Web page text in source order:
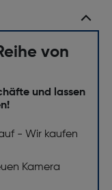
von
und lassen
- Wir kaufen
Kamera